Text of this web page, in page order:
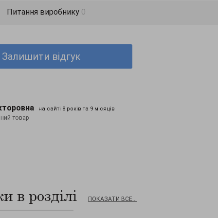
Питання виробнику 0
Залишити відгук
на сайті 8 років та 9 місяців
товар
в розділі ПОКАЗАТИ ВСЕ...